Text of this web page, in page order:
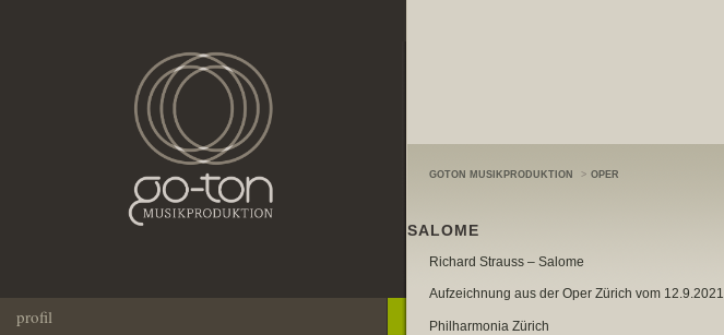
profil
GOTON MUSIKPRODUKTION > OPER
SALOME
Richard Strauss – Salome
Aufzeichnung aus der Oper Zürich vom 12.9.2021
Philharmonia Zürich